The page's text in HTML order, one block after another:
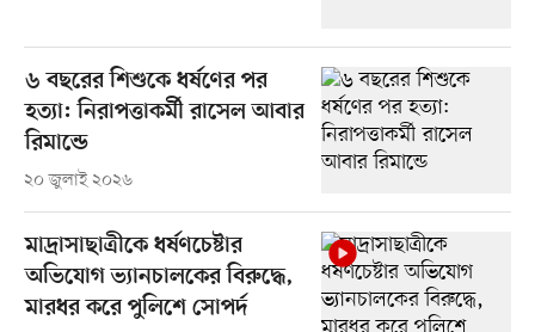
৬ বছরের শিশুকে ধর্ষণের পর
হত্যা: নিরাপত্তাকর্মী রাসেল আবার
রিমান্ডে
২০ জুলাই ২০২৬
মাদ্রাসাছাত্রীকে ধর্ষণচেষ্টার
অভিযোগ ভ্যানচালকের বিরুদ্ধে,
মারধর করে পুলিশে সোপর্দ